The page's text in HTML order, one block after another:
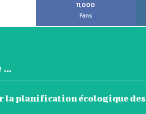
11,000
Fans
la planification écologique des